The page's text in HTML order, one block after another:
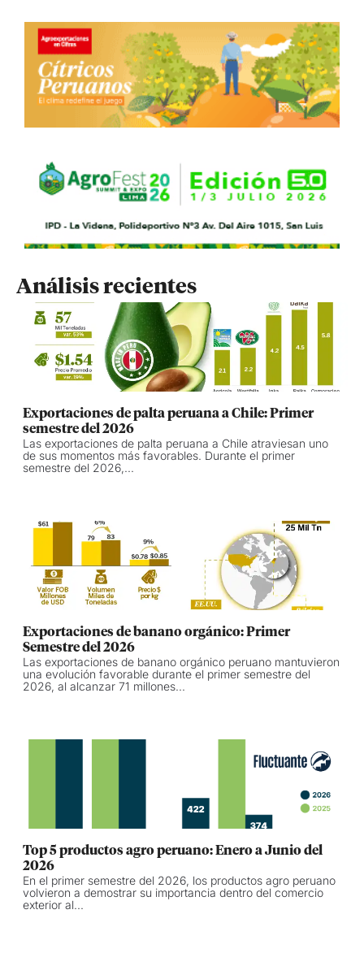
Análisis recientes
Exportaciones de palta peruana a Chile: Primer
semestre del 2026
Las exportaciones de palta peruana a Chile atraviesan uno
de sus momentos más favorables. Durante el primer
semestre del 2026,...
Exportaciones de banano orgánico: Primer
Semestre del 2026
Las exportaciones de banano orgánico peruano mantuvieron
una evolución favorable durante el primer semestre del
2026, al alcanzar 71 millones...
Top 5 productos agro peruano: Enero a Junio del
2026
En el primer semestre del 2026, los productos agro peruano
volvieron a demostrar su importancia dentro del comercio
exterior al...